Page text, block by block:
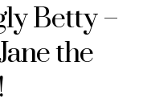
Betty –
the